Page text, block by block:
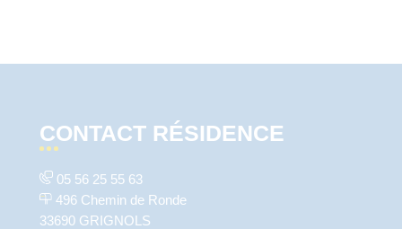
CONTACT RÉSIDENCE
05 56 25 55 63
496 Chemin de Ronde
33690 GRIGNOLS